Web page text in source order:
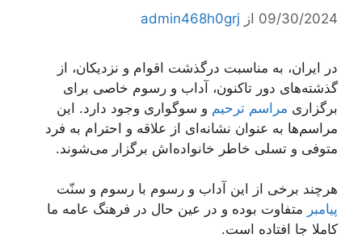
09/30/2024 از admin468h0grj
در ایران، به مناسبت درگذشت اقوام و نزدیکان، از
گذشته‌های دور تاکنون، آداب و رسوم خاصی برای
برگزاری مراسم ترحیم و سوگواری وجود دارد. این
مراسم‌ها به عنوان نشانه‌ای از علاقه و احترام به فرد
متوفی و تسلی خاطر خانواده‌اش برگزار می‌شوند.
هرچند برخی از این آداب و رسوم با رسوم و سنّت
پیامبر متفاوت بوده و در عین حال در فرهنگ عامه ما
کاملا جا افتاده است.